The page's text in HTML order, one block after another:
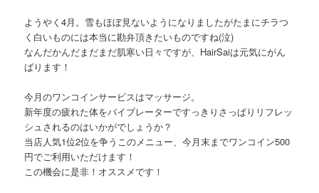
ン
ようやく4月。雪もほぼ見ないようになりましたがたまにチラつ
く白いものには本当に勘弁頂きたいものですね(泣)
なんだかんだまだまだ肌寒い日々ですが、HairSaiは元気にがん
ばります！
今月のワンコインサービスはマッサージ。
新年度の疲れた体をバイブレーターですっきりさっぱりリフレッ
シュされるのはいかがでしょうか？
当店人気1位2位を争うこのメニュー、今月末までワンコイン500
円でご利用いただけます！
この機会に是非！オススメです！